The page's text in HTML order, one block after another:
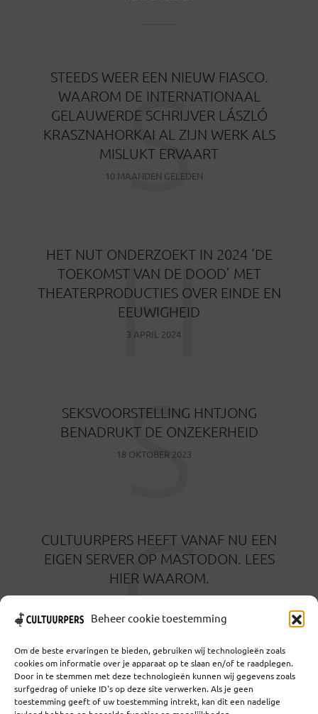
Beheer cookie toestemming
Om de beste ervaringen te bieden, gebruiken wij technologieën zoals
cookies om informatie over je apparaat op te slaan en/of te raadplegen.
Door in te stemmen met deze technologieën kunnen wij gegevens zoals
surfgedrag of unieke ID's op deze site verwerken. Als je geen
toestemming geeft of uw toestemming intrekt, kan dit een nadelige
STEEDS WEER EEN NIEUW FIASCO.
WAAROM DE INTERNATIONAAL
GELAUWERDE SCHRIJVER LÁSZLÓ
KRASZNAHORKAI AL ZIJN WERK ALS
MISLUKT ERVAART
10 MAANDEN GELEDEN
S
HET NUT ONDERZOEKT IN 2024 ‘DE
TOEKOMST VAN DE DOOD’ MET
THEATERPRODUCTIES OVER EINDE EN
EEUWIGHEID
3 APRIL 2024
H
SEKSVOORSTELLING HNTJONG
BENADRUKT DE ONZEKERHEID
18 OKTOBER 2023
S
CULTUURPERS HEEFT VANAF NU EEN
EIGEN SERVER OP MASTODON. LEES
HIER WAAROM.
C
Coöperatief Cultureel Persbureau U.A. | Salzburg 29 |